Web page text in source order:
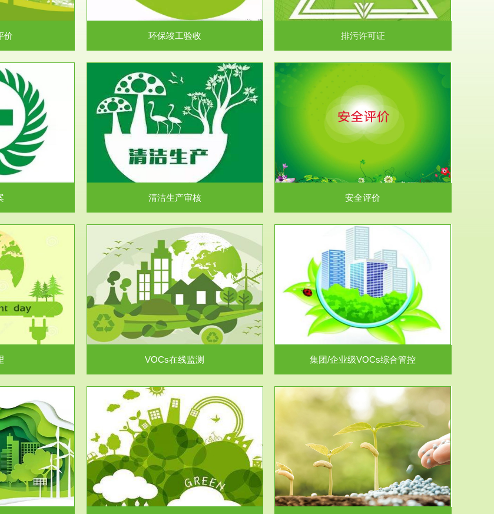
价
告书、...
环保竣工验收
人民共和国环境保护法》...
排污许可证
围
审核
生产促进法》、《清
行办法...
清洁生产审核
服务范围
安全评价
安全评价安全评价目的是查找、分析和预测工
程、系统、生产经营活...
安全评价
围
监测
治“十二五”规划》有
化率达...
VOCs在线监测
服务范围
集团/企业级VOCs综合管控
进行VOCs管控，首先就要找到排放的源头，并
监测估算出排放量。企业...
集团/企业级VOCs综合管控
围
风险评估
关停搬迁和拟变更土
者土地使...
服务范围
土壤修复